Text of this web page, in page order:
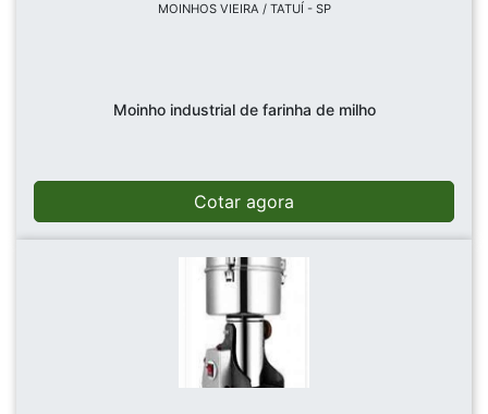
MOINHOS VIEIRA / TATUÍ - SP
Moinho industrial de farinha de milho
Cotar agora